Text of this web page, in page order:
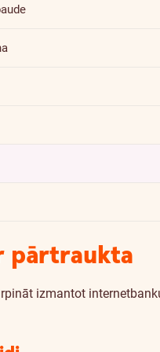
pārtraukta
izmantot